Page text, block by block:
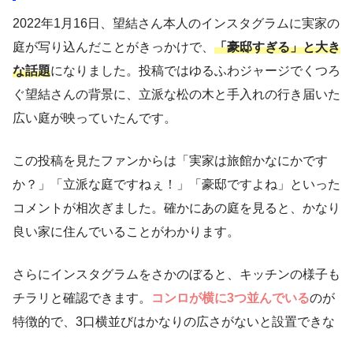
2022年1月16日、望結さん本人のインスタグラムに実家の
庭が写り込んだことがきっかけで、 「豪邸すぎる」と大き
な話題になりました。投稿ではゆるふわジャージでくつろ
ぐ望結さんの背景に、立派な松の木と手入れの行き届いた
広い庭が映っていたんです。
この投稿を見たファンからは「実家は旅館かなにかです
か？」「立派な庭ですねぇ！」「豪邸ですよね」といった
コメントが相次ぎました。確かにあの庭を見ると、かなり
良い家に住んでいることがわかります。
さらにインスタグラムをさかのぼると、キッチンの様子も
チラリと確認できます。
コンロが横に3つ並んでいるのが
特徴的で、3口横並びはかなりの広さがないと設置できな